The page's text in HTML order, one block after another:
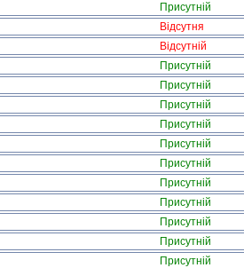
Присутній
Відсутня
Відсутній
Присутній
Присутній
Присутній
Присутній
Присутній
Присутній
Присутній
Присутній
Присутній
Присутній
Присутній